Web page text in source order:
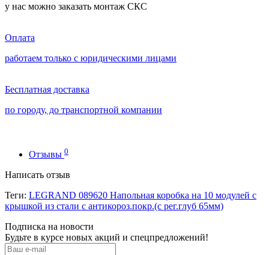
у нас можно заказать монтаж СКС
Оплата
работаем только с юридическими лицами
Бесплатная доставка
по городу, до транспортной компании
Отзывы 0
Написать отзыв
Теги: LEGRAND 089620 Напольная коробка на 10 модулей с
крышкой из стали с антикороз.покр.(с рег.глуб 65мм)
Подписка на новости
Будьте в курсе новых акций и спецпредложений!